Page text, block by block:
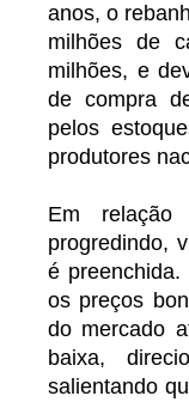
anos, o
milhões de
milhões, e
de compra
pelos
produtores
Em
progredindo,
é preenchida.
os preços
do mercado
baixa,
salientando